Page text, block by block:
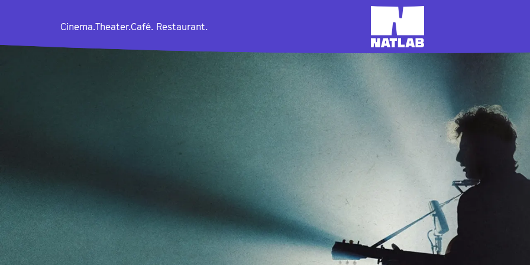
Cinema.Theater.Café. Restaurant.